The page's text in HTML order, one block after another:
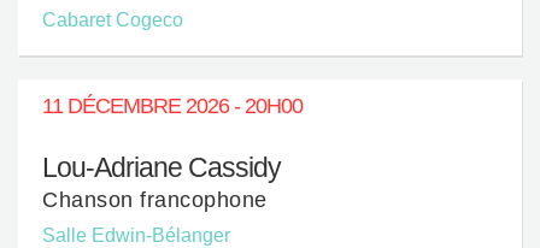
Cabaret Cogeco
11 DÉCEMBRE 2026 - 20H00
Lou-Adriane Cassidy
Chanson francophone
Salle Edwin-Bélanger